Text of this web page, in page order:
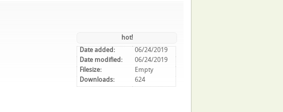
hot!
Date added:
06/24/2019
Date modified:
06/24/2019
Filesize:
Empty
Downloads:
624